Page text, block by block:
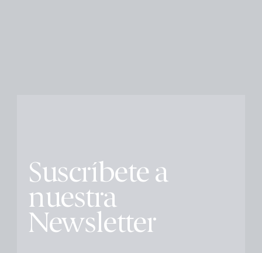
Suscríbete a
nuestra
Newsletter